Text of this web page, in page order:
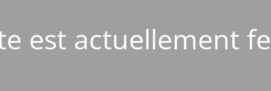
est actuellement